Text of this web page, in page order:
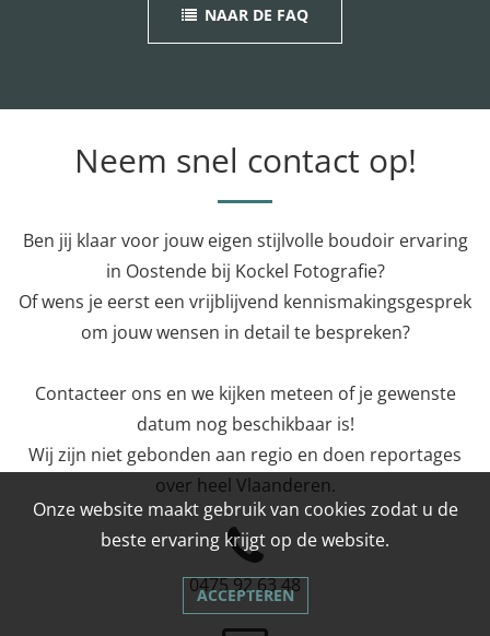
NAAR DE FAQ
Neem snel contact op!
Ben jij klaar voor jouw eigen stijlvolle boudoir ervaring
in Oostende bij Kockel Fotografie?
Of wens je eerst een vrijblijvend kennismakingsgesprek
om jouw wensen in detail te bespreken?
Contacteer ons en we kijken meteen of je gewenste
datum nog beschikbaar is!
Wij zijn niet gebonden aan regio en doen reportages
over heel Vlaanderen.
0475 92 63 48
Onze website maakt gebruik van cookies zodat u de
beste ervaring krijgt op de website.
ACCEPTEREN